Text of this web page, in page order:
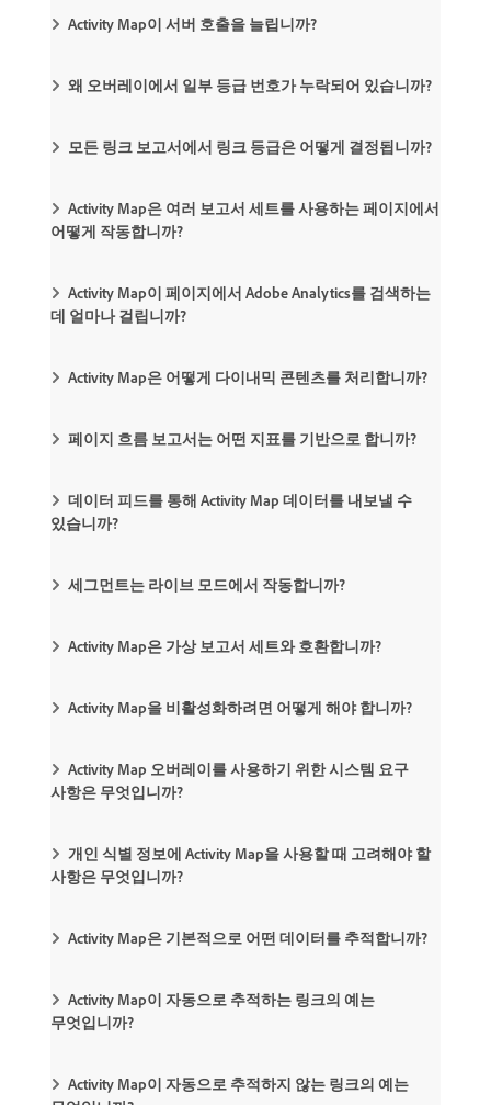
Activity Map이 서버 호출을 늘립니까?
왜 오버레이에서 일부 등급 번호가 누락되어 있습니까?
모든 링크 보고서에서 링크 등급은 어떻게 결정됩니까?
Activity Map은 여러 보고서 세트를 사용하는 페이지에서
어떻게 작동합니까?
Activity Map이 페이지에서 Adobe Analytics를 검색하는
데 얼마나 걸립니까?
Activity Map은 어떻게 다이내믹 콘텐츠를 처리합니까?
페이지 흐름 보고서는 어떤 지표를 기반으로 합니까?
데이터 피드를 통해 Activity Map 데이터를 내보낼 수
있습니까?
세그먼트는 라이브 모드에서 작동합니까?
Activity Map은 가상 보고서 세트와 호환합니까?
Activity Map을 비활성화하려면 어떻게 해야 합니까?
Activity Map 오버레이를 사용하기 위한 시스템 요구
사항은 무엇입니까?
개인 식별 정보에 Activity Map을 사용할 때 고려해야 할
사항은 무엇입니까?
Activity Map은 기본적으로 어떤 데이터를 추적합니까?
Activity Map이 자동으로 추적하는 링크의 예는
무엇입니까?
Activity Map이 자동으로 추적하지 않는 링크의 예는